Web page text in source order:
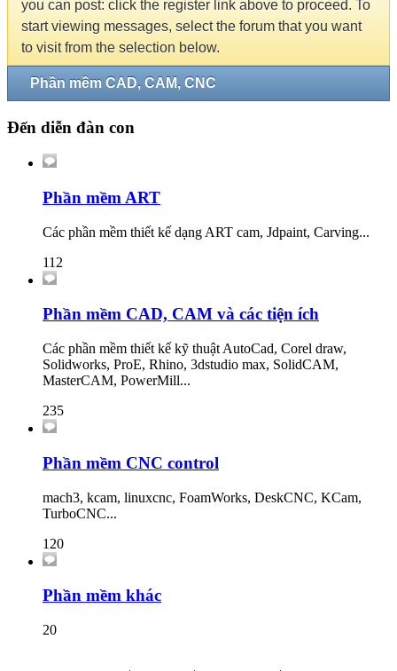
you can post: click the register link above to proceed. To
start viewing messages, select the forum that you want
to visit from the selection below.
Phần mềm CAD, CAM, CNC
Đến diễn đàn con
Phần mềm ART
Các phần mềm thiết kế dạng ART cam, Jdpaint, Carving...
112
Phần mềm CAD, CAM và các tiện ích
Các phần mềm thiết kế kỹ thuật AutoCad, Corel draw,
Solidworks, ProE, Rhino, 3dstudio max, SolidCAM,
MasterCAM, PowerMill...
235
Phần mềm CNC control
mach3, kcam, linuxcnc, FoamWorks, DeskCNC, KCam,
TurboCNC...
120
Phần mềm khác
20